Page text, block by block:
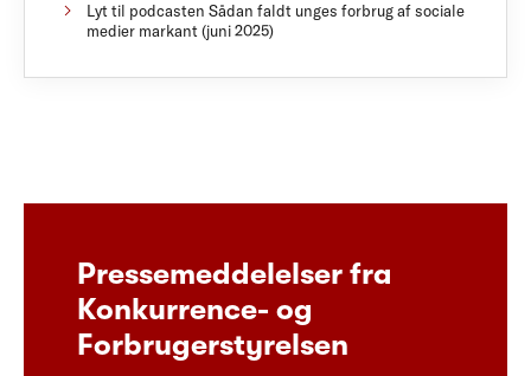
Lyt til podcasten Sådan faldt unges forbrug af sociale
medier markant (juni 2025)
Pressemeddelelser fra
Konkurrence- og
Forbrugerstyrelsen